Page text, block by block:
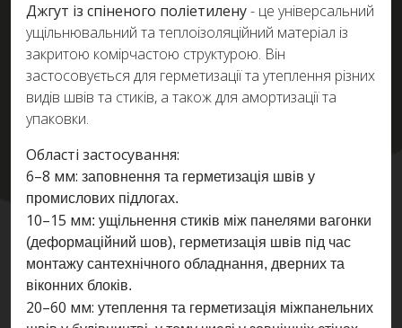
Джгут із спіненого поліетилену- це універсальний
ущільнювальний та теплоізоляційний матеріал із
закритою комірчастою структурою. Він
застосовується для герметизації та утеплення різних
видів швів та стиків, а також для амортизації та
упаковки.
Області застосування:
6–8 мм: заповнення та герметизація швів у
промислових підлогах.
10–15 мм: ущільнення стиків між панелями вагонки
(деформаційний шов), герметизація швів під час
монтажу сантехнічного обладнання, дверних та
віконних блоків.
20–60 мм: утеплення та герметизація міжпанельних